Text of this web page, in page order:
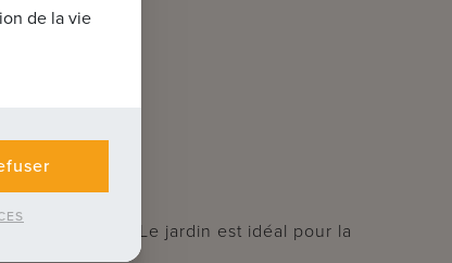
lavabo
fonctionnel. Le jardin est idéal pour la
de la vie